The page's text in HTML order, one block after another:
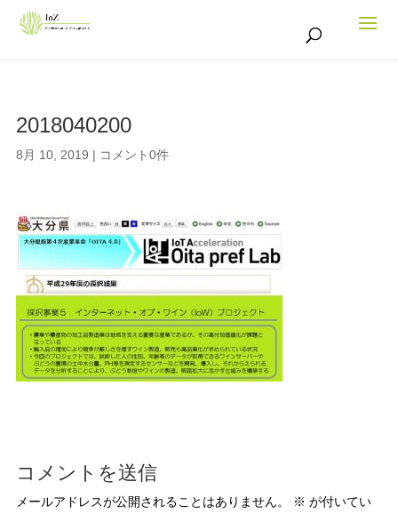
2018040200
8月 10, 2019 | コメント0件
コメントを送信
メールアドレスが公開されることはありません。 ※ が付いてい